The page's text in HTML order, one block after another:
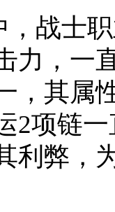
，战士
力，一
，其属
2项链
利弊，